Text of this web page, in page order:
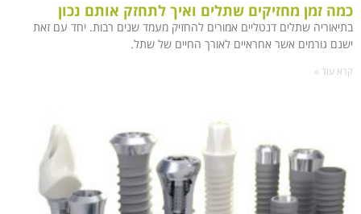
כמה זמן מחזיקים שתלים ואיך לתחזק אותם נכון
בתיאוריה שתלים דנטליים אמורים להחזיק מעמד שנים רבות. יחד עם זאת
ישנם גורמים אשר אחראיים לאורך החיים של שתל.
קרא עוד »